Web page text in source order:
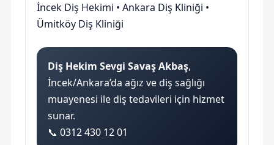
İncek Diş Hekimi • Ankara Diş Kliniği •
Ümitköy Diş Kliniği
Diş Hekim Sevgi Savaş Akbaş,
İncek/Ankara’da ağız ve diş sağlığı
muayenesi ile diş tedavileri için hizmet
sunar.
📞 0312 430 12 01